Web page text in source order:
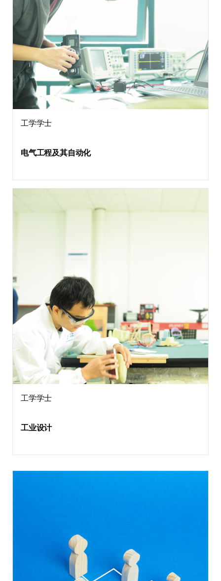
工学学士
电气工程及其自动化
工学学士
工业设计